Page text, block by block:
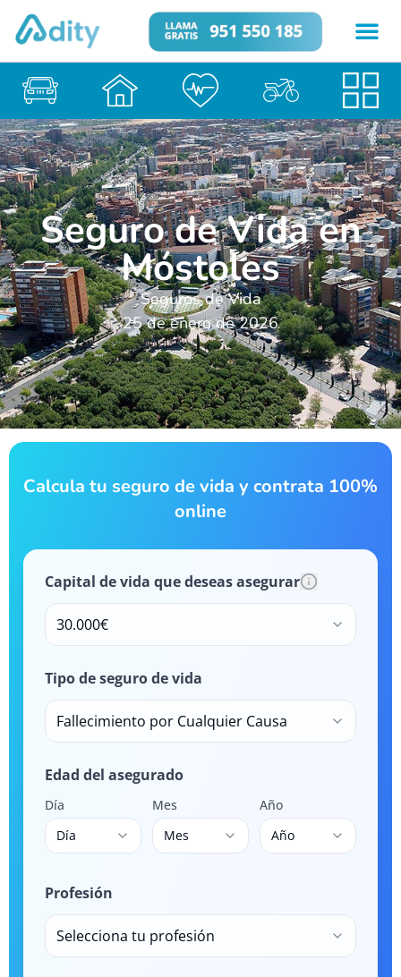
Seguro de Vida en
Móstoles
Seguros de Vida
25 de enero de 2026
Calcula tu seguro de vida y contrata 100%
online
Capital de vida que deseas asegurar
30.000€
Tipo de seguro de vida
Fallecimiento por Cualquier Causa
Edad del asegurado
Día
Día
Mes
Mes
Año
Año
Profesión
Selecciona tu profesión